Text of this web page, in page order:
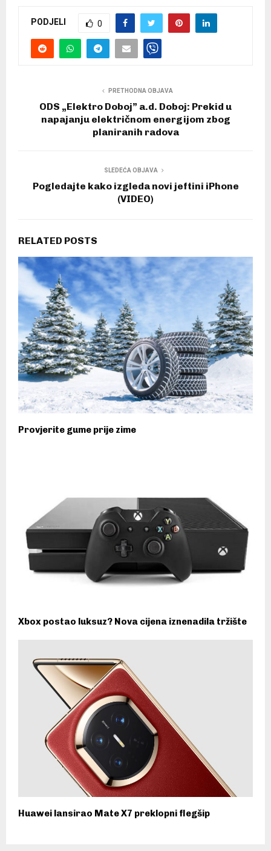
PODJELI 0
PRETHODNA OBJAVA
ODS „Elektro Doboj” a.d. Doboj: Prekid u
napajanju električnom energijom zbog
planiranih radova
SLEDEĆA OBJAVA
Pogledajte kako izgleda novi jeftini iPhone
(VIDEO)
RELATED POSTS
Provjerite gume prije zime
Xbox postao luksuz? Nova cijena iznenadila tržište
Huawei lansirao Mate X7 preklopni flegšip